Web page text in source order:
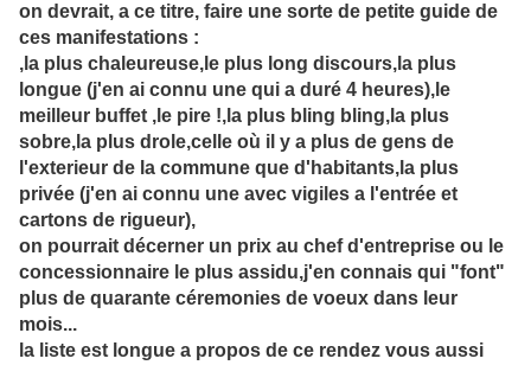
on devrait, a ce titre, faire une sorte de petite guide de
ces manifestations :
,la plus chaleureuse,le plus long discours,la plus
longue (j'en ai connu une qui a duré 4 heures),le
meilleur buffet ,le pire !,la plus bling bling,la plus
sobre,la plus drole,celle où il y a plus de gens de
l'exterieur de la commune que d'habitants,la plus
privée (j'en ai connu une avec vigiles a l'entrée et
cartons de rigueur),
on pourrait décerner un prix au chef d'entreprise ou le
concessionnaire le plus assidu,j'en connais qui "font"
plus de quarante céremonies de voeux dans leur
mois...
la liste est longue a propos de ce rendez vous aussi